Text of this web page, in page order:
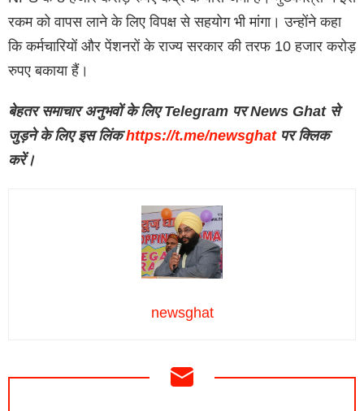
रकम को वापस लाने के लिए विपक्ष से सहयोग भी मांगा। उन्होंने कहा
कि कर्मचारियों और पेंशनरों के राज्य सरकार की तरफ 10 हजार करोड़
रुपए बकाया हैं।
बेहतर समाचार अनुभवों के लिए Telegram पर News Ghat से
जुड़ने के लिए इस लिंकhttps://t.me/newsghatपर क्लिक
करें।
newsghat